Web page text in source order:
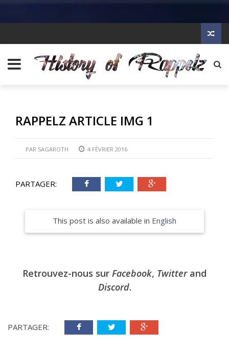
RAPPELZ ARTICLE IMG 1
PAR SAGAROTH 4 FÉVRIER 2016
PARTAGER:
This post is also available in English
Retrouvez-nous sur Facebook, Twitterand
Discord.
PARTAGER: